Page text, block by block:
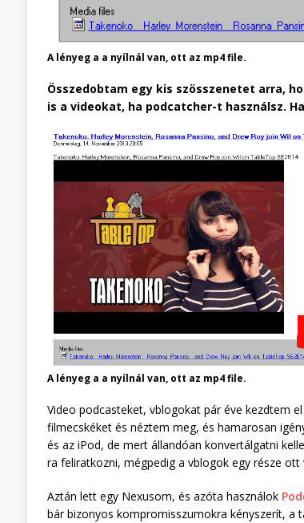
A lényeg a a nyílnál van, ott az mp4 file.
Összedobtam egy kis szösszenetet arra,
is a videokat, ha podcatcher-t használsz.
A lényeg a a nyílnál van, ott az mp4 file.
Video podcasteket, vblogokat pár éve kezdtem
filmecskéket és néztem meg, és hamarosan
és az iPod, de mert állandóan konvertálgatni
ra feliratkozni, mégpedig a vblogok egy része ott
Aztán lett egy Nexusom, és azóta használok
bár bizonyos kompromisszumokra kényszerít, a